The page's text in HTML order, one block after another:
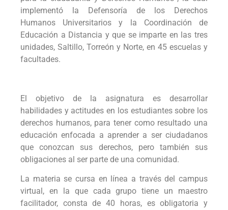
implementó la Defensoría de los Derechos
Humanos Universitarios y la Coordinación de
Educación a Distancia y que se imparte en las tres
unidades, Saltillo, Torreón y Norte, en 45 escuelas y
facultades.
El objetivo de la asignatura es desarrollar
habilidades y actitudes en los estudiantes sobre los
derechos humanos, para tener como resultado una
educación enfocada a aprender a ser ciudadanos
que conozcan sus derechos, pero también sus
obligaciones al ser parte de una comunidad.
La materia se cursa en línea a través del campus
virtual, en la que cada grupo tiene un maestro
facilitador, consta de 40 horas, es obligatoria y